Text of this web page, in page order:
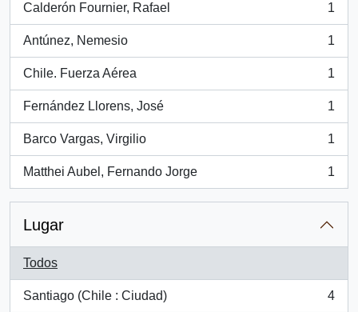
Calderón Fournier, Rafael
, 1 resultados
1
Antúnez, Nemesio
, 1 resultados
1
Chile. Fuerza Aérea
, 1 resultados
1
Fernández Llorens, José
, 1 resultados
1
Barco Vargas, Virgilio
, 1 resultados
1
Matthei Aubel, Fernando Jorge
, 1 resultados
1
Lugar
Todos
Santiago (Chile : Ciudad)
, 4 resultados
4